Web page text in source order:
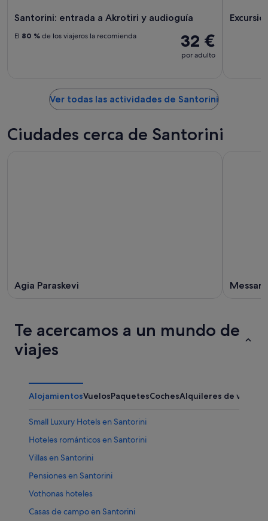
Santorini: entrada a Akrotiri y audioguía
32 €
por adulto
El 80 % de los viajeros la recomienda
Ver todas las actividades de Santorini
Ciudades cerca de Santorini
Agia Paraskevi
Te acercamos a un mundo de
viajes
AlojamientosVuelosPaquetesCochesAlquileres de
Small Luxury Hotels en Santorini
Hoteles románticos en Santorini
Villas en Santorini
Pensiones en Santorini
Vothonas hoteles
Casas de campo en Santorini